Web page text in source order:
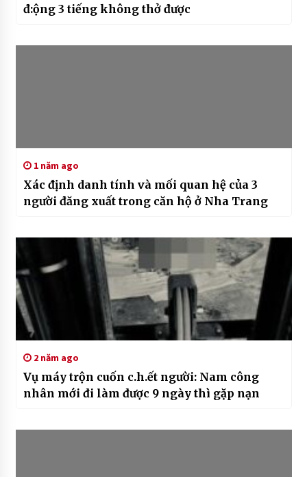
đ:ộng 3 tiếng không thở được
1 năm ago
Xác định danh tính và mối quan hệ của 3
người đăng xuất trong căn hộ ở Nha Trang
2 năm ago
Vụ máy trộn cuốn c.h.ết người: Nam công
nhân mới đi làm được 9 ngày thì gặp nạn